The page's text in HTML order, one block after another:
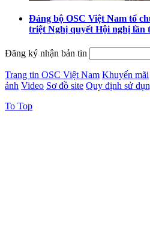
Đảng bộ OSC Việt Nam tổ
triệt Nghị quyết Hội nghị lần
Đăng ký nhận bản tin
Trang tin OSC Việt Nam Khuyến mãi
ảnh Video Sơ đồ site Quy định sử
To Top